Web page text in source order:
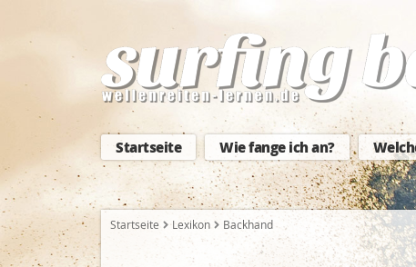
Startseite Wie fange ich an?
Startseite Lexikon Backhand